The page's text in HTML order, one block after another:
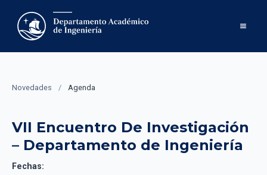
Novedades / Agenda
VII Encuentro De Investigación
– Departamento de Ingeniería
Fechas: